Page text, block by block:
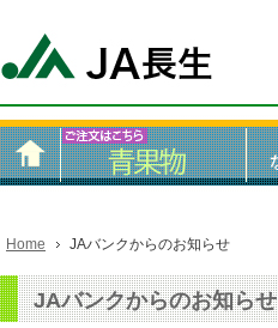
Home JAバンクからのお知らせ
JAバンクからのお知らせ